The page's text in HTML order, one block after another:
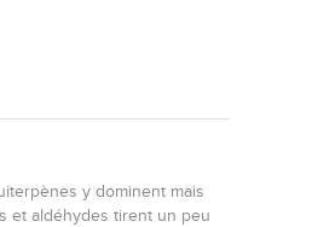
y dominent mais
et aldéhydes tirent un peu